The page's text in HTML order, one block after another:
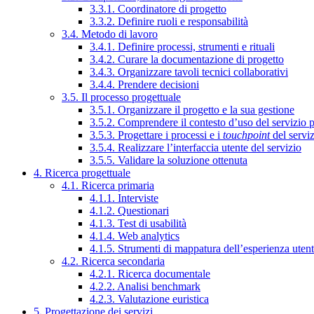
3.3.1. Coordinatore di progetto
3.3.2. Definire ruoli e responsabilità
3.4. Metodo di lavoro
3.4.1. Definire processi, strumenti e rituali
3.4.2. Curare la documentazione di progetto
3.4.3. Organizzare tavoli tecnici collaborativi
3.4.4. Prendere decisioni
3.5. Il processo progettuale
3.5.1. Organizzare il progetto e la sua gestione
3.5.2. Comprendere il contesto d’uso del servizio
3.5.3. Progettare i processi e i touchpointdel
3.5.4. Realizzare l’interfaccia utente del servizio
3.5.5. Validare la soluzione ottenuta
4. Ricerca progettuale
4.1. Ricerca primaria
4.1.1. Interviste
4.1.2. Questionari
4.1.3. Test di usabilità
4.1.4. Web analytics
4.1.5. Strumenti di mappatura dell’esperienza
4.2. Ricerca secondaria
4.2.1. Ricerca documentale
4.2.2. Analisi benchmark
4.2.3. Valutazione euristica
5. Progettazione dei servizi